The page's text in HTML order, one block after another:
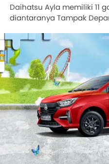
Daihatsu Ayla memiliki 11
diantaranya Tampak
Grille, lampu belakang,
belakang tengah, Tampak
Wiper, Drivers Side Mirror